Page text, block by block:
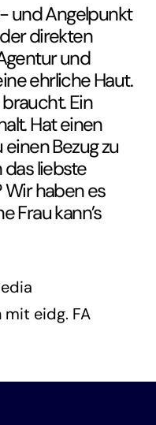
und Angelpunkt
direkten
und
ehrliche Haut.
Ein
Hat einen
Bezug zu
liebste
Wir haben es
Frau kann’s
mit eidg. FA